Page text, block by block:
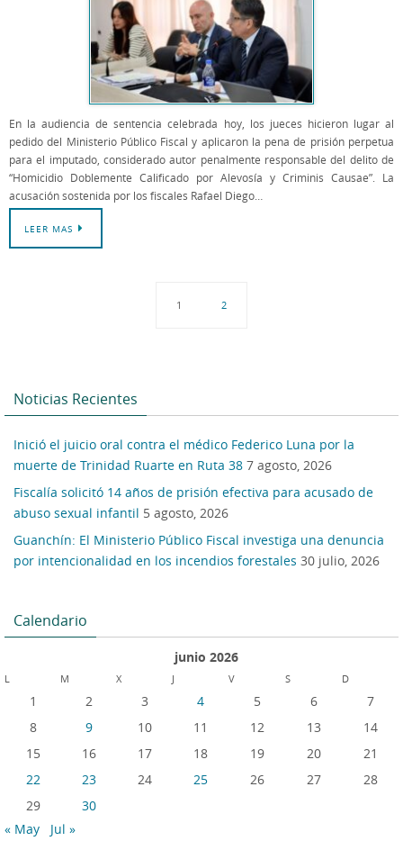
En la audiencia de sentencia celebrada hoy, los jueces hicieron lugar al
pedido del Ministerio Público Fiscal y aplicaron la pena de prisión perpetua
para el imputado, considerado autor penalmente responsable del delito de
“Homicidio Doblemente Calificado por Alevosía y Criminis Causae”. La
acusación sostenida por los fiscales Rafael Diego…
LEER MAS
1 2
Noticias Recientes
Inició el juicio oral contra el médico Federico Luna por la
muerte de Trinidad Ruarte en Ruta 38 7 agosto, 2026
Fiscalía solicitó 14 años de prisión efectiva para acusado de
abuso sexual infantil 5 agosto, 2026
Guanchín: El Ministerio Público Fiscal investiga una denuncia
por intencionalidad en los incendios forestales 30 julio, 2026
Calendario
junio 2026
L M X J V S D
1 2 3 4 5 6
7
8
9 10 11 12 13
14
15
16 17 18 19 20
21
22
23 24 25 26 27
28
29
30
« May
Jul »